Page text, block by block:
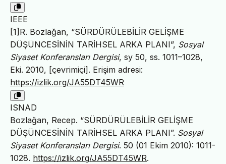
IEEE
[1]R. Bozlağan, “SÜRDÜRÜLEBİLİR GELİŞME
DÜŞÜNCESİNİN TARİHSEL ARKA PLANI”, Sosyal
Siyaset Konferansları Dergisi, sy 50, ss. 1011–1028,
Eki. 2010, [çevrimiçi]. Erişim adresi:
https://izlik.org/JA55DT45WR
ISNAD
Bozlağan, Recep. “SÜRDÜRÜLEBİLİR GELİŞME
DÜŞÜNCESİNİN TARİHSEL ARKA PLANI”. Sosyal
Siyaset Konferansları Dergisi. 50 (01 Ekim 2010): 1011-
1028. https://izlik.org/JA55DT45WR.